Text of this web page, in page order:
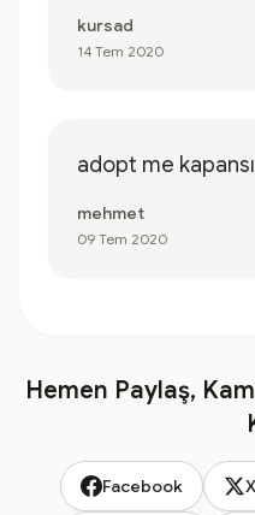
kursad
14 Tem 2020
adopt me
mehmet
09 Tem 2020
Hemen Paylaş,
Facebook